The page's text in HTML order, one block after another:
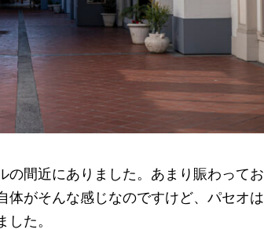
間近にありました。あまり賑わってお
体がそんな感じなのですけど、パセオは
た。